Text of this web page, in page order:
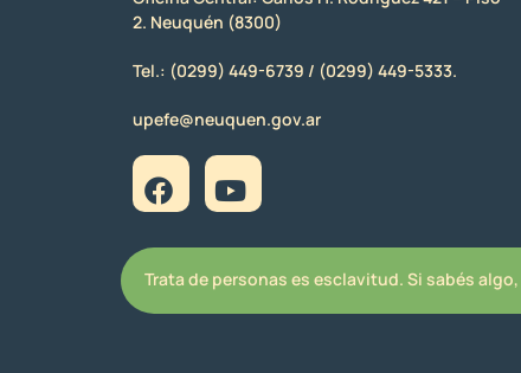
2. Neuquén (8300)
Tel.: (0299) 449-6739 / (0299) 449-5333.
upefe@neuquen.gov.ar
Trata de personas es esclavitud. Si sabés algo,